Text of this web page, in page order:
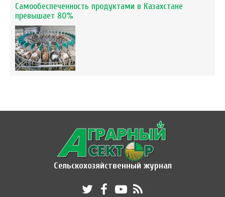
Самообеспеченность продуктами в Казахстане
превышает 80%
Сельскохозяйственный журнал